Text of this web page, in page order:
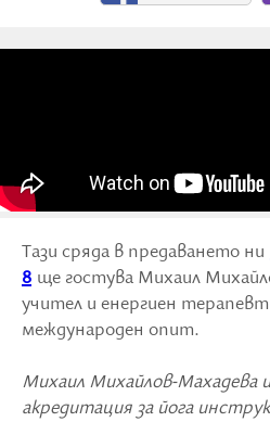
Тази сряда в предаването ни
8 ще гостува Михаил
учител и енергиен
международен опит.
Михаил Михайлов-Махадева
акредитация за йога